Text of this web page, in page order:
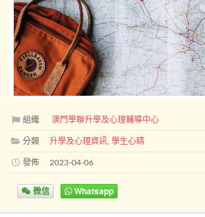
組織 澳門學聯升學及心理輔導中心
分類 升學及心理資訊 學生心晴
發佈 2023-04-06
微信 Whatsapp